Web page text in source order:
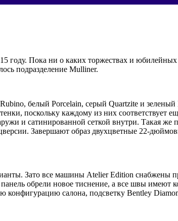
году. Пока ни о каких торжествах и
подразделение Mulliner.
белый Porcelain, серый Quartzite и
поскольку каждому из них соответствует
и сатинированной сеткой внутри. Такая же
Завершают образ двухцветные 22-
Зато все машины Atelier Edition снабжены
обрели новое тиснение, а все швы имеют
конфигурацию салона, подсветку Bentley